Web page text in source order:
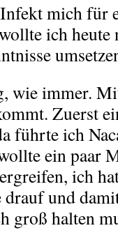
mich für
ich
wie immer.
Zuerst
führte ich
ein paar
ich
und
groß halten